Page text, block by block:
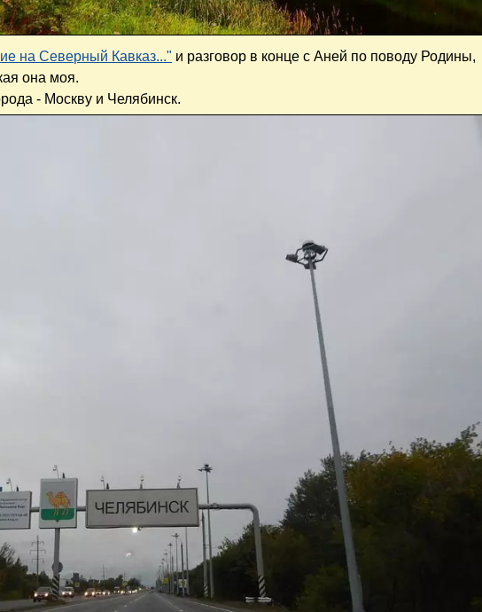
на Северный Кавказ..." и разговор в конце с Аней по поводу Родины,
она моя.
- Москву и Челябинск.